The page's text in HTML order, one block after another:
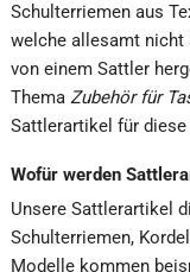
Schulterriemen aus
welche allesamt nicht
von einem Sattler
Thema Zubehör für
Sattlerartikel für
Wofür werden
Unsere Sattlerartikel
Schulterriemen,
Modelle kommen